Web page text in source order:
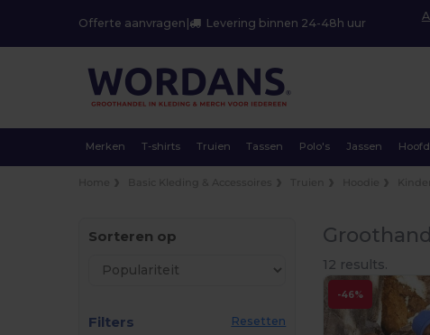
Offerte aanvragen Levering binnen 24-48h uur
Merken T-shirts Truien Tassen Polo's Jassen
Sorteren op
Filters
Resetten
12 results.
-46%